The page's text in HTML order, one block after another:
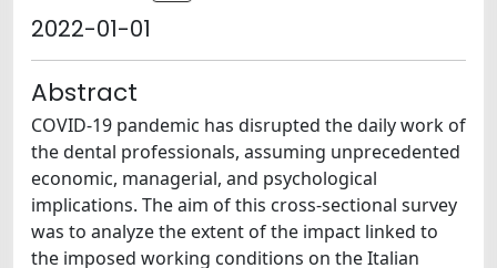
2022-01-01
Abstract
COVID-19 pandemic has disrupted the daily work of
the dental professionals, assuming unprecedented
economic, managerial, and psychological
implications. The aim of this cross-sectional survey
was to analyze the extent of the impact linked to
the imposed working conditions on the Italian